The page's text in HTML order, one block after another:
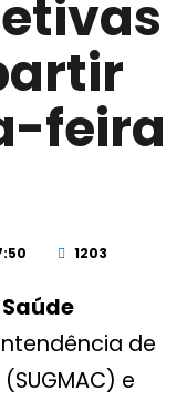
feira
1203
de
e